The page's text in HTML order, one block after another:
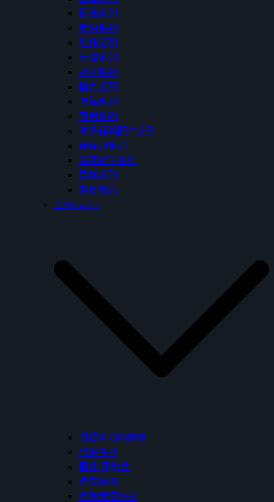
恆溫系列
無鉛系列
無鋒系列
玉潤系列
冠冕系列
樸真系列
圓舞系列
廚用系列
沖洗器與配件系列
蓮蓬頭系列
浴室配件系列
易購系列
期貨商品
立徠Laister
隱藏多功能側櫃
岩板浴櫃
櫃盆/藝術盆
洗衣槽櫃
發泡烤漆浴櫃